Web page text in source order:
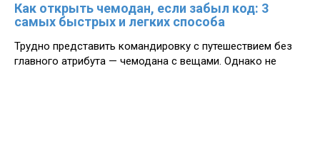
Как открыть чемодан, если забыл код: 3
самых быстрых и легких способа
Трудно представить командировку с путешествием без
главного атрибута — чемодана с вещами. Однако не